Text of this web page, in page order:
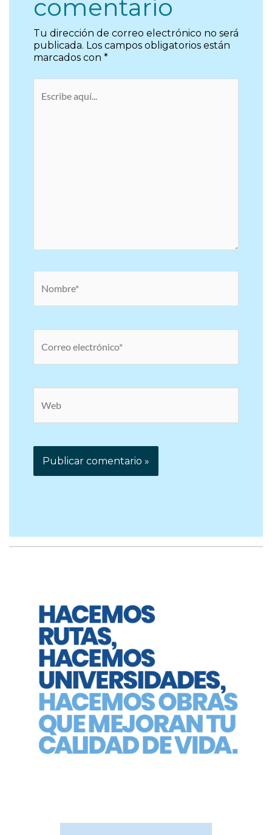
comentario
Tu dirección de correo electrónico no será
publicada. Los campos obligatorios están
marcados con *
electrónico*